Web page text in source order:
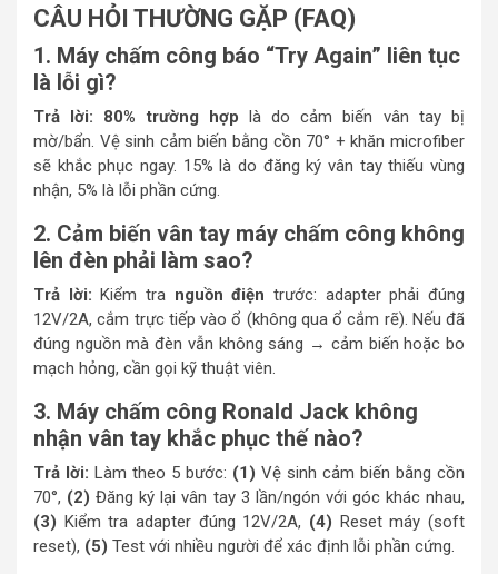
CÂU HỎI THƯỜNG GẶP (FAQ)
1. Máy chấm công báo “Try Again” liên tục
là lỗi gì?
Trả lời: 80% trường hợp là do cảm biến vân tay bị
mờ/bẩn. Vệ sinh cảm biến bằng cồn 70° + khăn microfiber
sẽ khắc phục ngay. 15% là do đăng ký vân tay thiếu vùng
nhận, 5% là lỗi phần cứng.
2. Cảm biến vân tay máy chấm công không
lên đèn phải làm sao?
Trả lời:Kiểm tra nguồn điện trước: adapter phải đúng
12V/2A, cắm trực tiếp vào ổ (không qua ổ cắm rẽ). Nếu đã
đúng nguồn mà đèn vẫn không sáng → cảm biến hoặc bo
mạch hỏng, cần gọi kỹ thuật viên.
3. Máy chấm công Ronald Jack không
nhận vân tay khắc phục thế nào?
Trả lời: Làm theo 5 bước: (1) Vệ sinh cảm biến bằng cồn
70°, (2) Đăng ký lại vân tay 3 lần/ngón với góc khác nhau,
(3) Kiểm tra adapter đúng 12V/2A, (4) Reset máy (soft
reset), (5) Test với nhiều người để xác định lỗi phần cứng.